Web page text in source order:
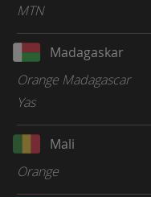
MTN
Madagaskar
Orange Madagascar
Yas
Mali
Orange